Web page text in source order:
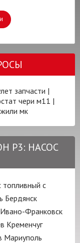
запчасти |
чери м11 |
мк
Р3: НАСОС
топливный с
Бердянск
Ивано-Франковск
Кременчуг
Мариуполь